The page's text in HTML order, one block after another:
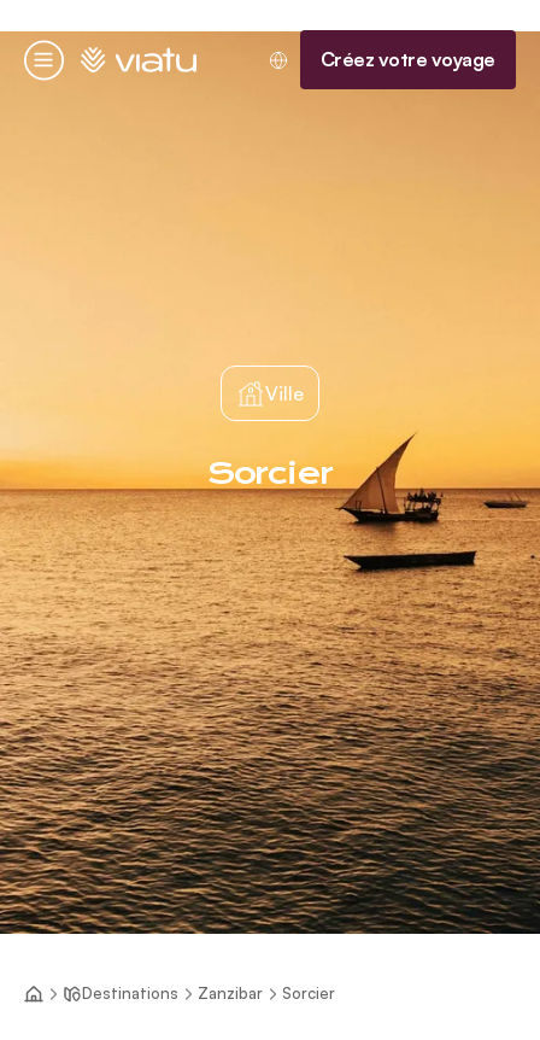
Menu
Accueil Créez votre voyage
Ville
Sorcier
Destinations Zanzibar Sorcier